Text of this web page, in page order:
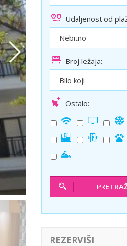
Solun polazak iz Niša
Temišvar polazak iz Niša
Udaljenost od
Broj ležaja:
Ostalo:
REZERVIŠI